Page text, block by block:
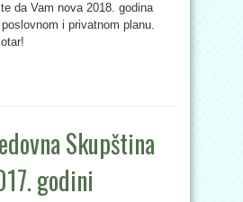
da Vam nova 2018. godina
i privatnom planu.
Skupština
godini